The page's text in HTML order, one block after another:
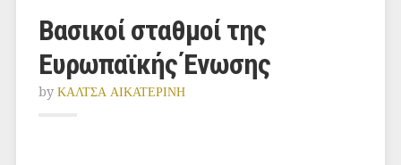
Βασικοί σταθμοί της
Ευρωπαϊκής Ένωσης
by ΚΑΛΤΣΑ ΑΙΚΑΤΕΡΙΝΗ